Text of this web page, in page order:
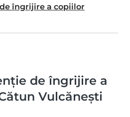
îngrijire a copiilor
de îngrijire a
Vulcăneşti